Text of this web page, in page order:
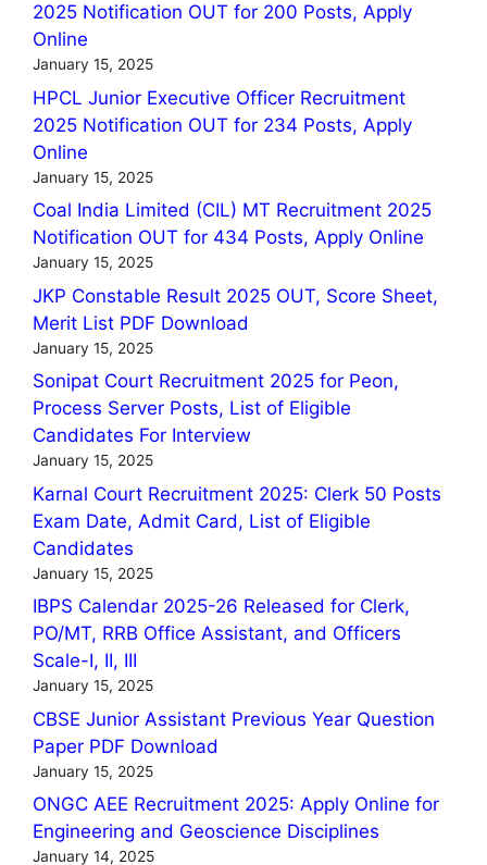
2025 Notification OUT for 200 Posts, Apply
Online
January 15, 2025
HPCL Junior Executive Officer Recruitment
2025 Notification OUT for 234 Posts, Apply
Online
January 15, 2025
Coal India Limited (CIL) MT Recruitment 2025
Notification OUT for 434 Posts, Apply Online
January 15, 2025
JKP Constable Result 2025 OUT, Score Sheet,
Merit List PDF Download
January 15, 2025
Sonipat Court Recruitment 2025 for Peon,
Process Server Posts, List of Eligible
Candidates For Interview
January 15, 2025
Karnal Court Recruitment 2025: Clerk 50 Posts
Exam Date, Admit Card, List of Eligible
Candidates
January 15, 2025
IBPS Calendar 2025-26 Released for Clerk,
PO/MT, RRB Office Assistant, and Officers
Scale-I, II, III
January 15, 2025
CBSE Junior Assistant Previous Year Question
Paper PDF Download
January 15, 2025
ONGC AEE Recruitment 2025: Apply Online for
Engineering and Geoscience Disciplines
January 14, 2025